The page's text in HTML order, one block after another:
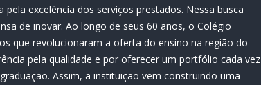
excelência dos serviços prestados. Nessa busca
de inovar. Ao longo de seus 60 anos, o Colégio
que revolucionaram a oferta do ensino na região do
pela qualidade e por oferecer um portfólio cada vez
Assim, a instituição vem construindo uma